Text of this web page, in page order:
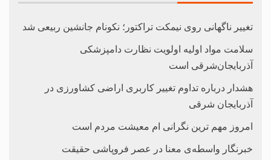
تغییر ناگهانی روی نیمکت تراکتور؛ نکونام جانشین ربیعی شد
سلامت مواد اولیه اولویت نظارت دامپزشکی
آذربایجان‌شرقی است
هشدار درباره تداوم تغییر کاربری اراضی کشاورزی در
آذربایجان شرقی
امروز مهم‌ ترین نگرانی‌ ام معیشت مردم است
خبرنگار واسطه‌ی معنا در عصر فروپاشی حقیقت